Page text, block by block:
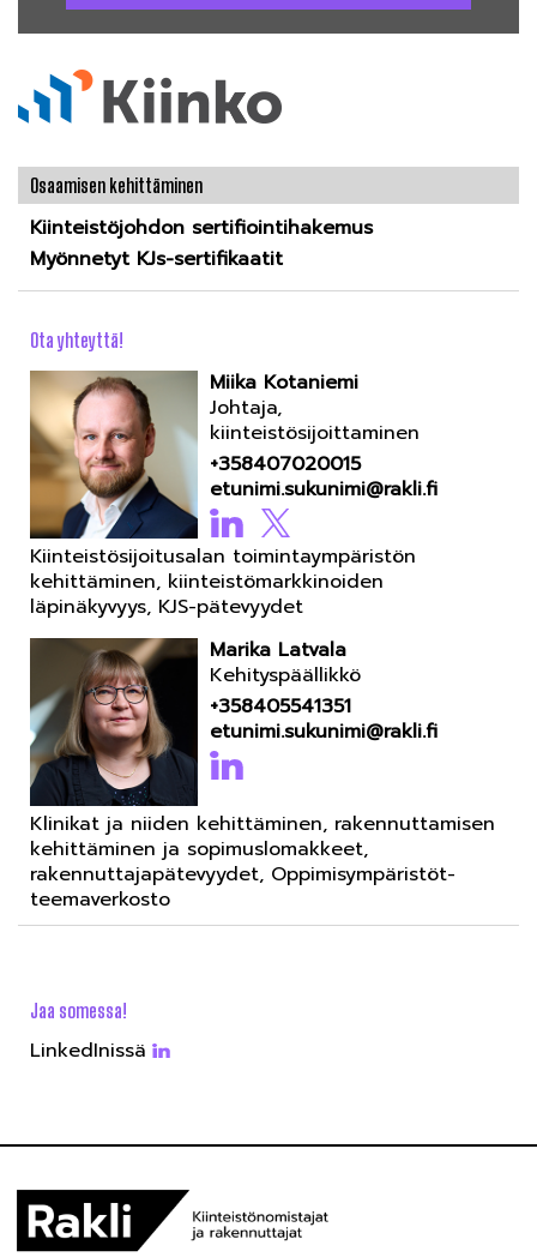
Osaamisen kehittäminen
Kiinteistöjohdon sertifiointihakemus
Myönnetyt KJs-sertifikaatit
Ota yhteyttä!
Miika Kotaniemi
Johtaja,
kiinteistösijoittaminen
+358407020015
etunimi.sukunimi@rakli.fi
Kiinteistösijoitusalan toimintaympäristön
kehittäminen, kiinteistömarkkinoiden
läpinäkyvyys, KJS-pätevyydet
Marika Latvala
Kehityspäällikkö
+358405541351
etunimi.sukunimi@rakli.fi
Klinikat ja niiden kehittäminen, rakennuttamisen
kehittäminen ja sopimuslomakkeet,
rakennuttajapätevyydet, Oppimisympäristöt-
teemaverkosto
Jaa somessa!
LinkedInissä